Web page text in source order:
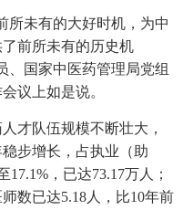
所未有的大好时机，为中
前所未有的历史机
、国家中医药管理局党组
议上如是说。
才队伍规模不断壮大，
步增长，占执业（助
，已达73.17万人；
数已达5.18人，比10年前